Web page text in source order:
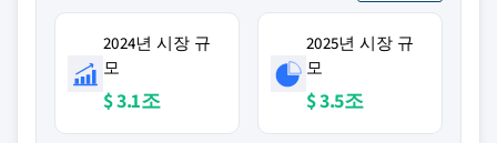
2024년 시장 규
모
$ 3.1조
2025년 시장 규
모
$ 3.5조